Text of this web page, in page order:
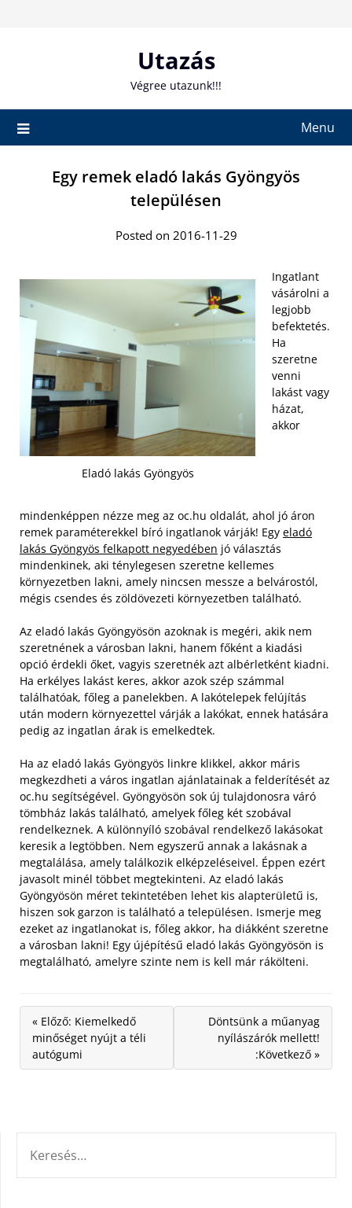
Utazás
Végree utazunk!!!
Menu
Egy remek eladó lakás Gyöngyös
településen
Posted on 2016-11-29
Eladó lakás Gyöngyös
Ingatlant
vásárolni a
legjobb
befektetés.
Ha
szeretne
venni
lakást vagy
házat,
akkor
mindenképpen nézze meg az oc.hu oldalát, ahol jó áron
remek paraméterekkel bíró ingatlanok várják! Egy eladó
lakás Gyöngyös felkapott negyedében jó választás
mindenkinek, aki ténylegesen szeretne kellemes
környezetben lakni, amely nincsen messze a belvárostól,
mégis csendes és zöldövezeti környezetben található.
Az eladó lakás Gyöngyösön azoknak is megéri, akik nem
szeretnének a városban lakni, hanem főként a kiadási
opció érdekli őket, vagyis szeretnék azt albérletként kiadni.
Ha erkélyes lakást keres, akkor azok szép számmal
találhatóak, főleg a panelekben. A lakótelepek felújítás
után modern környezettel várják a lakókat, ennek hatására
pedig az ingatlan árak is emelkedtek.
Ha az eladó lakás Gyöngyös linkre klikkel, akkor máris
megkezdheti a város ingatlan ajánlatainak a felderítését az
oc.hu segítségével. Gyöngyösön sok új tulajdonosra váró
tömbház lakás található, amelyek főleg két szobával
rendelkeznek. A különnyíló szobával rendelkező lakásokat
keresik a legtöbben. Nem egyszerű annak a lakásnak a
megtalálása, amely találkozik elképzeléseivel. Éppen ezért
javasolt minél többet megtekinteni. Az eladó lakás
Gyöngyösön méret tekintetében lehet kis alapterületű is,
hiszen sok garzon is található a településen. Ismerje meg
ezeket az ingatlanokat is, főleg akkor, ha diákként szeretne
a városban lakni! Egy újépítésű eladó lakás Gyöngyösön is
megtalálható, amelyre szinte nem is kell már rákölteni.
« Előző: Kiemelkedő
minőséget nyújt a téli
autógumi
Döntsünk a műanyag
nyílászárók mellett!
:Következő »